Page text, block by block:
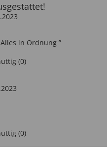
in Ordnung ”
(0)
(0)